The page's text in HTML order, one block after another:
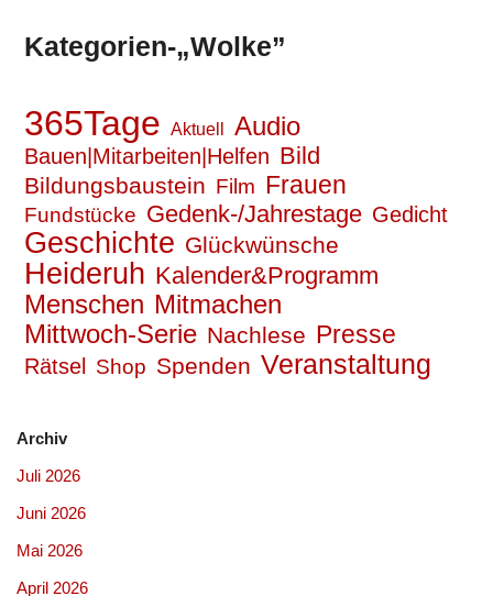
Kategorien-„Wolke”
365Tage Aktuell Audio
Bauen|Mitarbeiten|Helfen Bild
Bildungsbaustein Film Frauen
Fundstücke Gedenk-/Jahrestage Gedicht
Geschichte Glückwünsche
Heideruh Kalender&Programm
Menschen Mitmachen
Mittwoch-Serie Nachlese Presse
Rätsel Shop Spenden Veranstaltung
Archiv
Juli 2026
Juni 2026
Mai 2026
April 2026